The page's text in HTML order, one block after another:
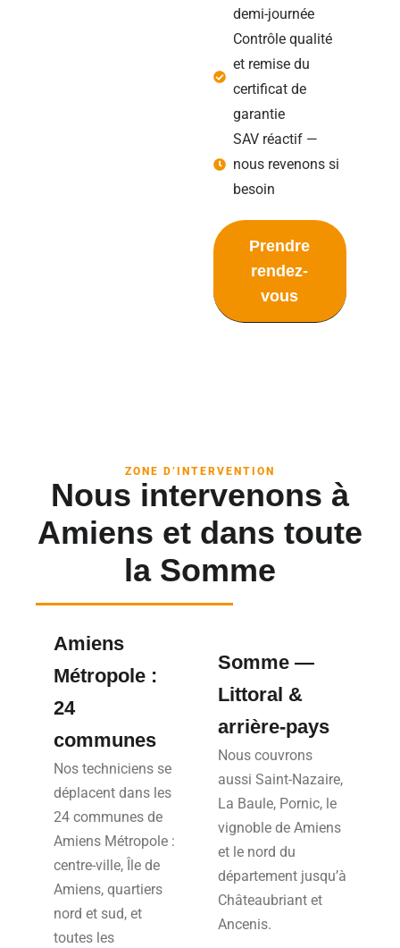
demi-journée
Contrôle qualité
et remise du
certificat de
garantie
SAV réactif —
nous revenons si
besoin
Prendre
rendez-
vous
ZONE D’INTERVENTION
Nous intervenons à
Amiens et dans toute
la Somme
Amiens
Métropole :
24
communes
Nos techniciens se
déplacent dans les
24 communes de
Amiens Métropole :
centre-ville, Île de
Amiens, quartiers
nord et sud, et
toutes les
Somme —
Littoral &
arrière-pays
Nous couvrons
aussi Saint-Nazaire,
La Baule, Pornic, le
vignoble de Amiens
et le nord du
département jusqu’à
Châteaubriant et
Ancenis.